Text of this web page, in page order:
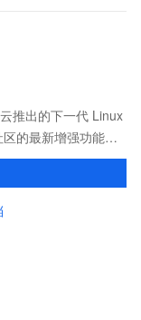
推出的下一代 Linux
的最新增强功能，
基础设施做了深度